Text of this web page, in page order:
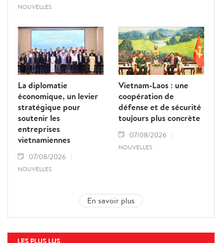
NOUVELLES
La diplomatie
économique, un levier
stratégique pour
soutenir les
entreprises
vietnamiennes
07/08/2026
NOUVELLES
Vietnam-Laos : une
coopération de
défense et de sécurité
toujours plus concrète
07/08/2026
NOUVELLES
En savoir plus
LES PLUS LUS